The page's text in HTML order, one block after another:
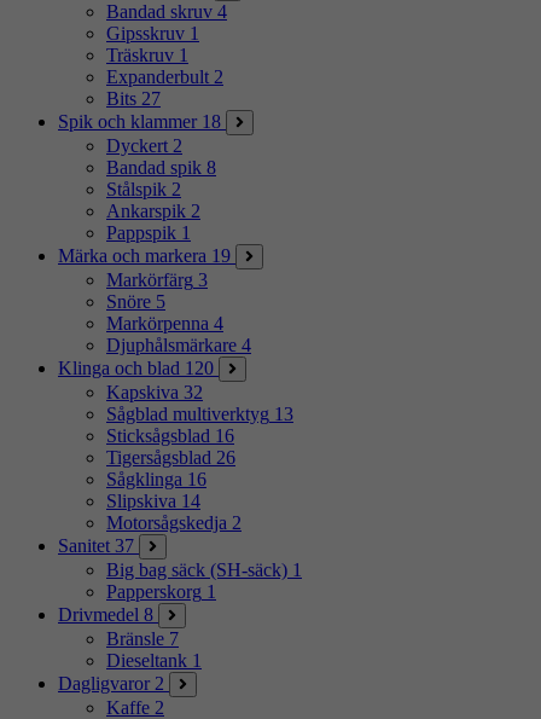
Bandad skruv 4
Gipsskruv 1
Träskruv 1
Expanderbult 2
Bits 27
Spik och klammer 18
Dyckert 2
Bandad spik 8
Stålspik 2
Ankarspik 2
Pappspik 1
Märka och markera 19
Markörfärg 3
Snöre 5
Markörpenna 4
Djuphålsmärkare 4
Klinga och blad 120
Kapskiva 32
Sågblad multiverktyg 13
Sticksågsblad 16
Tigersågsblad 26
Sågklinga 16
Slipskiva 14
Motorsågskedja 2
Sanitet 37
Big bag säck (SH-säck) 1
Papperskorg 1
Drivmedel 8
Bränsle 7
Dieseltank 1
Dagligvaror 2
Kaffe 2